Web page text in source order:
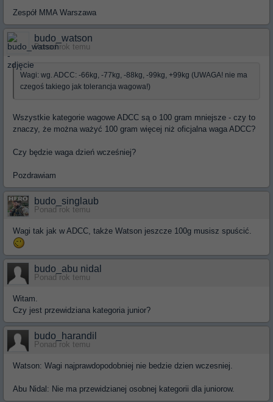
Zespół MMA Warszawa
budo_watson
Ponad rok temu
Wagi: wg. ADCC: -66kg, -77kg, -88kg, -99kg, +99kg (UWAGA! nie ma
czegoś takiego jak tolerancja wagowa!)
Wszystkie kategorie wagowe ADCC są o 100 gram mniejsze - czy to
znaczy, że można ważyć 100 gram więcej niż oficjalna waga ADCC?
Czy będzie waga dzień wcześniej?
Pozdrawiam
budo_singlaub
Ponad rok temu
Wagi tak jak w ADCC, także Watson jeszcze 100g musisz spuścić.
budo_abu nidal
Ponad rok temu
Witam.
Czy jest przewidziana kategoria junior?
budo_harandil
Ponad rok temu
Watson: Wagi najprawdopodobniej nie bedzie dzien wczesniej.
Abu Nidal: Nie ma przewidzianej osobnej kategorii dla juniorow.